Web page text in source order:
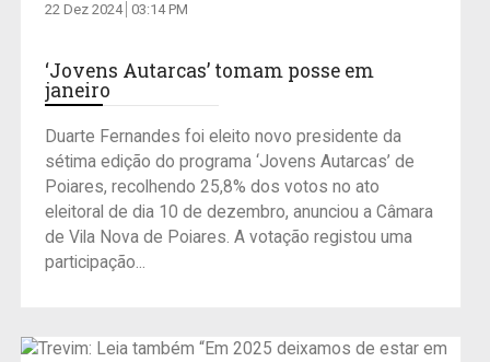
22 Dez 2024 03:14 PM
‘Jovens Autarcas’ tomam posse em
janeiro
Duarte Fernandes foi eleito novo presidente da
sétima edição do programa ‘Jovens Autarcas’ de
Poiares, recolhendo 25,8% dos votos no ato
eleitoral de dia 10 de dezembro, anunciou a Câmara
de Vila Nova de Poiares. A votação registou uma
participação...